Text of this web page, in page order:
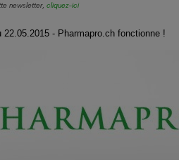
newsletter, cliquez-ici
22.05.2015 - Pharmapro.ch fonctionne !